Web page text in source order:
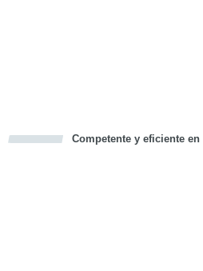
Competente y eficiente